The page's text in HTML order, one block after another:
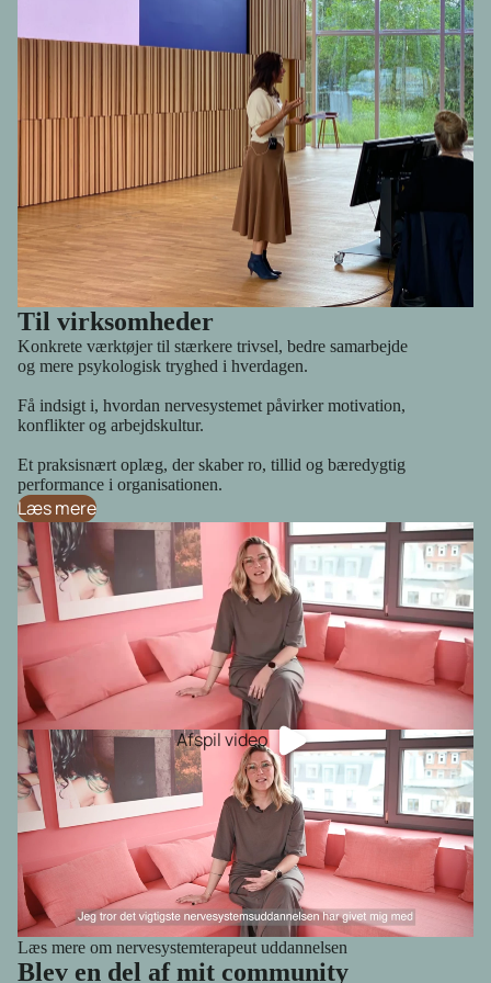
næret – af mennesker, der forstår præcis, hvad du taler om. Fordi
de selv lever og arbejder ud fra det samme fundament. Du skal
ikke stå alene med det, der betyder noget for dig.
Til virksomheder
Konkrete værktøjer til stærkere trivsel, bedre samarbejde
og mere psykologisk tryghed i hverdagen.
Få indsigt i, hvordan nervesystemet påvirker motivation,
konflikter og arbejdskultur.
Et praksisnært oplæg, der skaber ro, tillid og bæredygtig
performance i organisationen.
Læs mere
Afspil video
Læs mere om nervesystemterapeut uddannelsen
Blev en del af mit community